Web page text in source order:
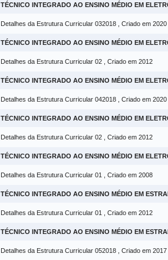
TÉCNICO INTEGRADO AO ENSINO MÉDIO EM
Detalhes da Estrutura Curricular 032018 , Criado em 2020
TÉCNICO INTEGRADO AO ENSINO MÉDIO EM
Detalhes da Estrutura Curricular 02 , Criado em 2012
TÉCNICO INTEGRADO AO ENSINO MÉDIO EM
Detalhes da Estrutura Curricular 042018 , Criado em 2020
TÉCNICO INTEGRADO AO ENSINO MÉDIO EM
Detalhes da Estrutura Curricular 02 , Criado em 2012
TÉCNICO INTEGRADO AO ENSINO MÉDIO EM
Detalhes da Estrutura Curricular 01 , Criado em 2008
TÉCNICO INTEGRADO AO ENSINO MÉDIO EM
Detalhes da Estrutura Curricular 01 , Criado em 2012
TÉCNICO INTEGRADO AO ENSINO MÉDIO EM
Detalhes da Estrutura Curricular 052018 , Criado em 2017